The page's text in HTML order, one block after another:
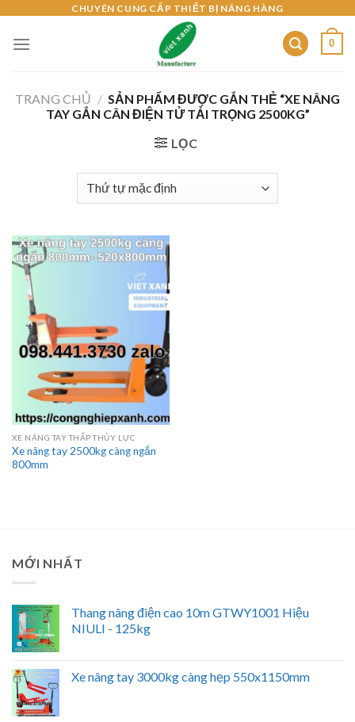
content
CHUYÊN CUNG CẤP THIẾT BỊ NÂNG HÀNG
0
TRANG CHỦ / SẢN PHẨM ĐƯỢC GẮN THẺ “XE NÂNG
TAY GẮN CÂN ĐIỆN TỬ TẢI TRỌNG 2500KG”
LỌC
XE NÂNG TAY THẤP THỦY LỰC
Xe nâng tay 2500kg càng ngắn
800mm
MỚI NHẤT
Thang nâng điện cao 10m GTWY1001 Hiệu
NIULI - 125kg
Xe nâng tay 3000kg càng hẹp 550x1150mm